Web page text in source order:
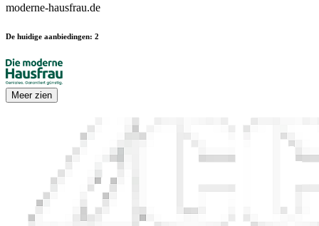
moderne-hausfrau.de
De huidige aanbiedingen: 2
Meer zien